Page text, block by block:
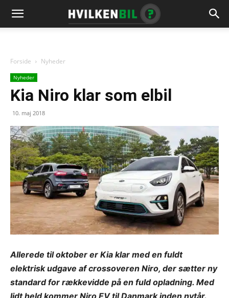
Forside Nyheder
Nyheder
Kia Niro klar som elbil
10. maj 2018
Allerede til oktober er Kia klar med en fuldt
elektrisk udgave af crossoveren Niro, der sætter ny
standard for rækkevidde på en fuld opladning. Med